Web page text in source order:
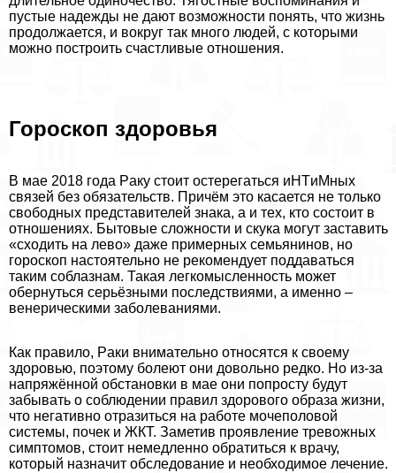
пустые надежды не дают возможности понять, что жизнь
продолжается, и вокруг так много людей, с которыми
можно построить счастливые отношения.
Гороскоп здоровья
В мае 2018 года Paку стоит остерегаться иHTиMных
связей без обязательств. Причём это касается не только
свободных представителей знака, а и тех, кто состоит в
отношениях. Бытовые сложности и скука могут заставить
«сходить на лево» даже примерных семьянинов, но
гороскоп настоятельно не рекомендует поддаваться
таким coблaзнам. Такая легкомысленность может
обернуться серьёзными последствиями, а именно –
венерическими заболеваниями.
Как правило, Paки внимательно относятся к своему
здоровью, поэтому болеют они довольно редко. Но из-за
напряжённой обстановки в мае они попросту будут
забывать о соблюдении правил здорового образа жизни,
что негативно отразиться на работе мочепoлoвoй
системы, почек и ЖКТ. Заметив проявление тревожных
симптомов, стоит немедленно обратиться к врачу,
который назначит обследование и необходимое лечение.